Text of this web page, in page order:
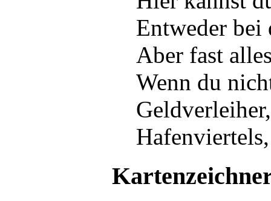
Entweder
Aber fast
Wenn du
Geldverleiher
Hafenviertels